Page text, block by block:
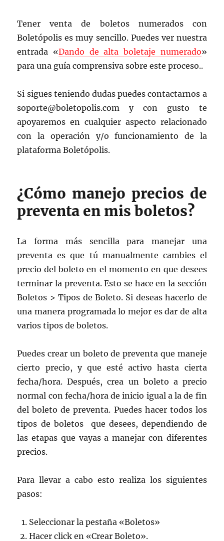
Tener venta de boletos numerados con
Boletópolis es muy sencillo. Puedes ver nuestra
entrada «Dando de alta boletaje numerado»
para una guía comprensiva sobre este proceso..
Si sigues teniendo dudas puedes contactarnos a
soporte@boletopolis.com y con gusto te
apoyaremos en cualquier aspecto relacionado
con la operación y/o funcionamiento de la
plataforma Boletópolis.
¿Cómo manejo precios de
preventa en mis boletos?
La forma más sencilla para manejar una
preventa es que tú manualmente cambies el
precio del boleto en el momento en que desees
terminar la preventa. Esto se hace en la sección
Boletos > Tipos de Boleto. Si deseas hacerlo de
una manera programada lo mejor es dar de alta
varios tipos de boletos.
Puedes crear un boleto de preventa que maneje
cierto precio, y que esté activo hasta cierta
fecha/hora. Después, crea un boleto a precio
normal con fecha/hora de inicio igual a la de fin
del boleto de preventa. Puedes hacer todos los
tipos de boletos que desees, dependiendo de
las etapas que vayas a manejar con diferentes
precios.
Para llevar a cabo esto realiza los siguientes
pasos:
Seleccionar la pestaña «Boletos»
Hacer click en «Crear Boleto».